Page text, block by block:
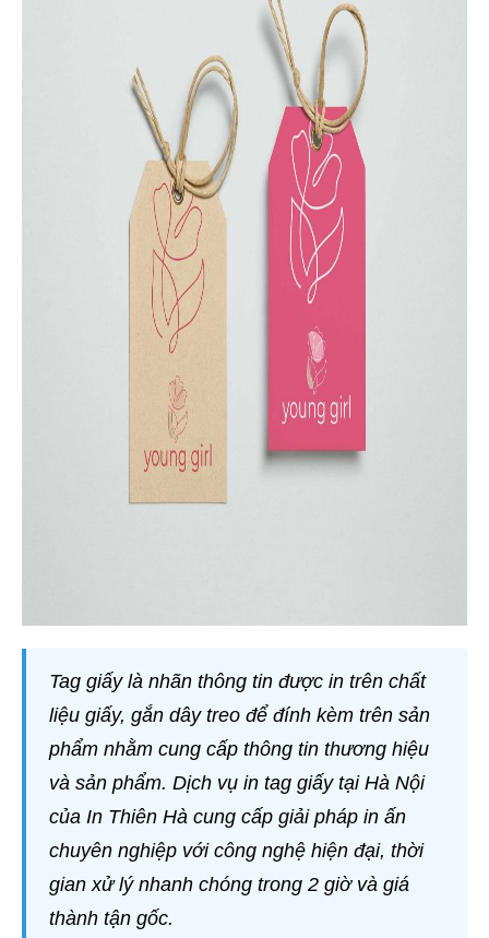
Tag giấy là nhãn thông tin được in trên chất
liệu giấy, gắn dây treo để đính kèm trên sản
phẩm nhằm cung cấp thông tin thương hiệu
và sản phẩm. Dịch vụ in tag giấy tại Hà Nội
của In Thiên Hà cung cấp giải pháp in ấn
chuyên nghiệp với công nghệ hiện đại, thời
gian xử lý nhanh chóng trong 2 giờ và giá
thành tận gốc.